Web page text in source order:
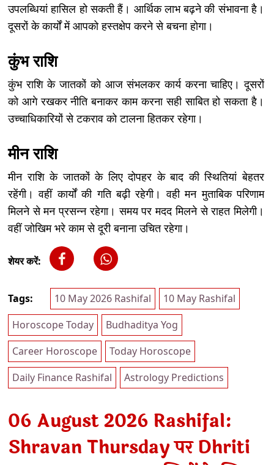
उपलब्धियां हासिल हो सकती हैं। आर्थिक लाभ बढ़ने की संभावना है।
दूसरों के कार्यों में आपको हस्तक्षेप करने से बचना होगा।
कुंभ राशि
कुंभ राशि के जातकों को आज संभलकर कार्य करना चाहिए। दूसरों
को आगे रखकर नीति बनाकर काम करना सही साबित हो सकता है।
उच्चाधिकारियों से टकराव को टालना हितकर रहेगा।
मीन राशि
मीन राशि के जातकों के लिए दोपहर के बाद की स्थितियां बेहतर
रहेंगी। वहीं कार्यों की गति बढ़ी रहेगी। वही मन मुताबिक परिणाम
मिलने से मन प्रसन्न रहेगा। समय पर मदद मिलने से राहत मिलेगी।
वहीं जोखिम भरे काम से दूरी बनाना उचित रहेगा।
शेयर करें:
Tags: 10 May 2026 Rashifal
10 May Rashifal
Horoscope Today
Budhaditya Yog
Career Horoscope
Today Horoscope
Daily Finance Rashifal
Astrology Predictions
06 August 2026 Rashifal:
Shravan Thursday पर Dhriti